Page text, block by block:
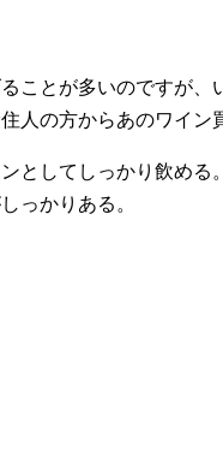
ことが多いのですが、
人の方からあのワイ
としてしっかり飲める。
っかりある。